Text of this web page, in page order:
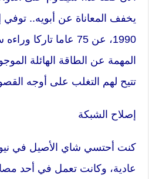
يخفف المعاناة عن أبويه..
1990، عن 75 عاما
المهمة عن الطاقة الهائلة
تتيح لهم التغلب على أوجه
إصلاح الشبكة
كنت أحتسي شاي الأصيل في
عادية، وكانت تعمل في أحد